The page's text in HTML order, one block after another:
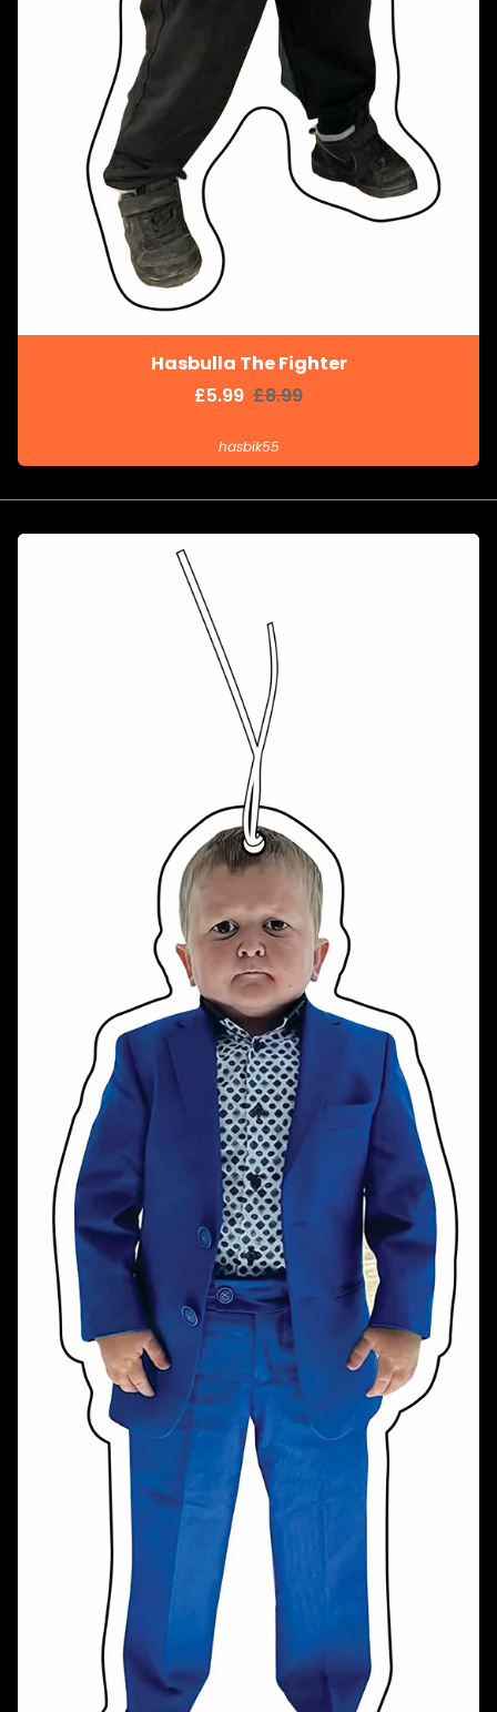
Hasbulla The Fighter
£5.99 £8.99
hasbik55